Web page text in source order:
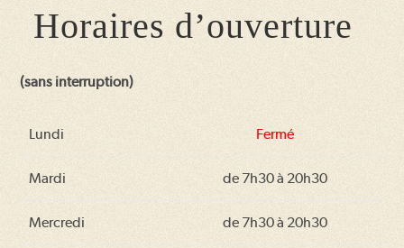
Horaires d’ouverture
(sans interruption)
Lundi Fermé
Mardi de 7h30 à 20h30
Mercredi de 7h30 à 20h30